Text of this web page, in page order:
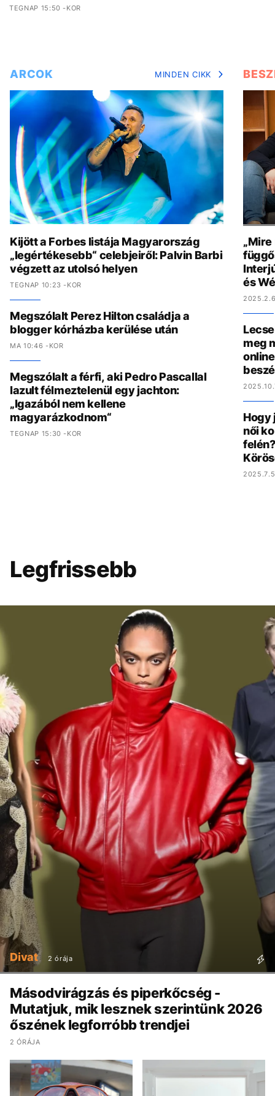
TEGNAP 15:50 -KOR
ARCOK MINDEN CIKK
Kijött a Forbes listája Magyarország
„legértékesebb“ celebjeiről: Palvin Barbi
végzett az utolsó helyen
TEGNAP 10:23 -KOR
Megszólalt Perez Hilton családja a
blogger kórházba kerülése után
MA 10:46 -KOR
Megszólalt a férfi, aki Pedro Pascallal
lazult félmeztelenül egy jachton:
„Igazából nem kellene
magyarázkodnom“
TEGNAP 15:30 -KOR
és
meg
Hogy
női
Legfrissebb
Divat 2 órája
Másodvirágzás és piperkőcség -
Mutatjuk, mik lesznek szerintünk 2026
őszének legforróbb trendjei
2 ÓRÁJA